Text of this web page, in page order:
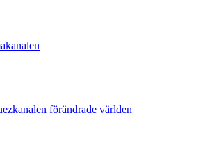
förändrade världen